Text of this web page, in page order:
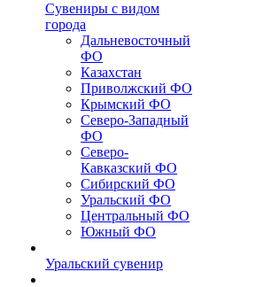
Сувениры с видом
города
Дальневосточный
ФО
Казахстан
Приволжский ФО
Крымский ФО
Северо-Западный
ФО
Северо-
Кавказский ФО
Сибирский ФО
Уральский ФО
Центральный ФО
Южный ФО
Уральский сувенир